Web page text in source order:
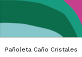
Pañoleta Caño Cristales